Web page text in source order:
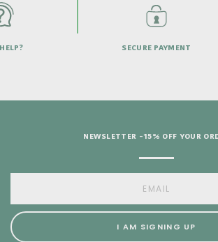
FREE SHIPPING ON ORDERS
NEWSLETTER -15% OFF YOUR
I AM SIGNING UP